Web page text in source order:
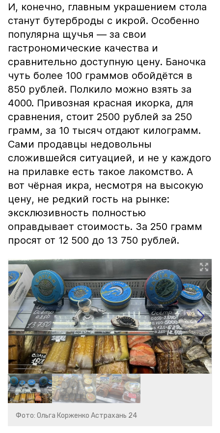
И, конечно, главным украшением стола
станут бутерброды с икрой. Особенно
популярна щучья — за свои
гастрономические качества и
сравнительно доступную цену. Баночка
чуть более 100 граммов обойдётся в
850 рублей. Полкило можно взять за
4000. Привозная красная икорка, для
сравнения, стоит 2500 рублей за 250
грамм, за 10 тысяч отдают килограмм.
Сами продавцы недовольны
сложившейся ситуацией, и не у каждого
на прилавке есть такое лакомство. А
вот чёрная икра, несмотря на высокую
цену, не редкий гость на рынке:
эксклюзивность полностью
оправдывает стоимость. За 250 грамм
просят от 12 500 до 13 750 рублей.
Фото: Ольга Корженко Астрахань 24